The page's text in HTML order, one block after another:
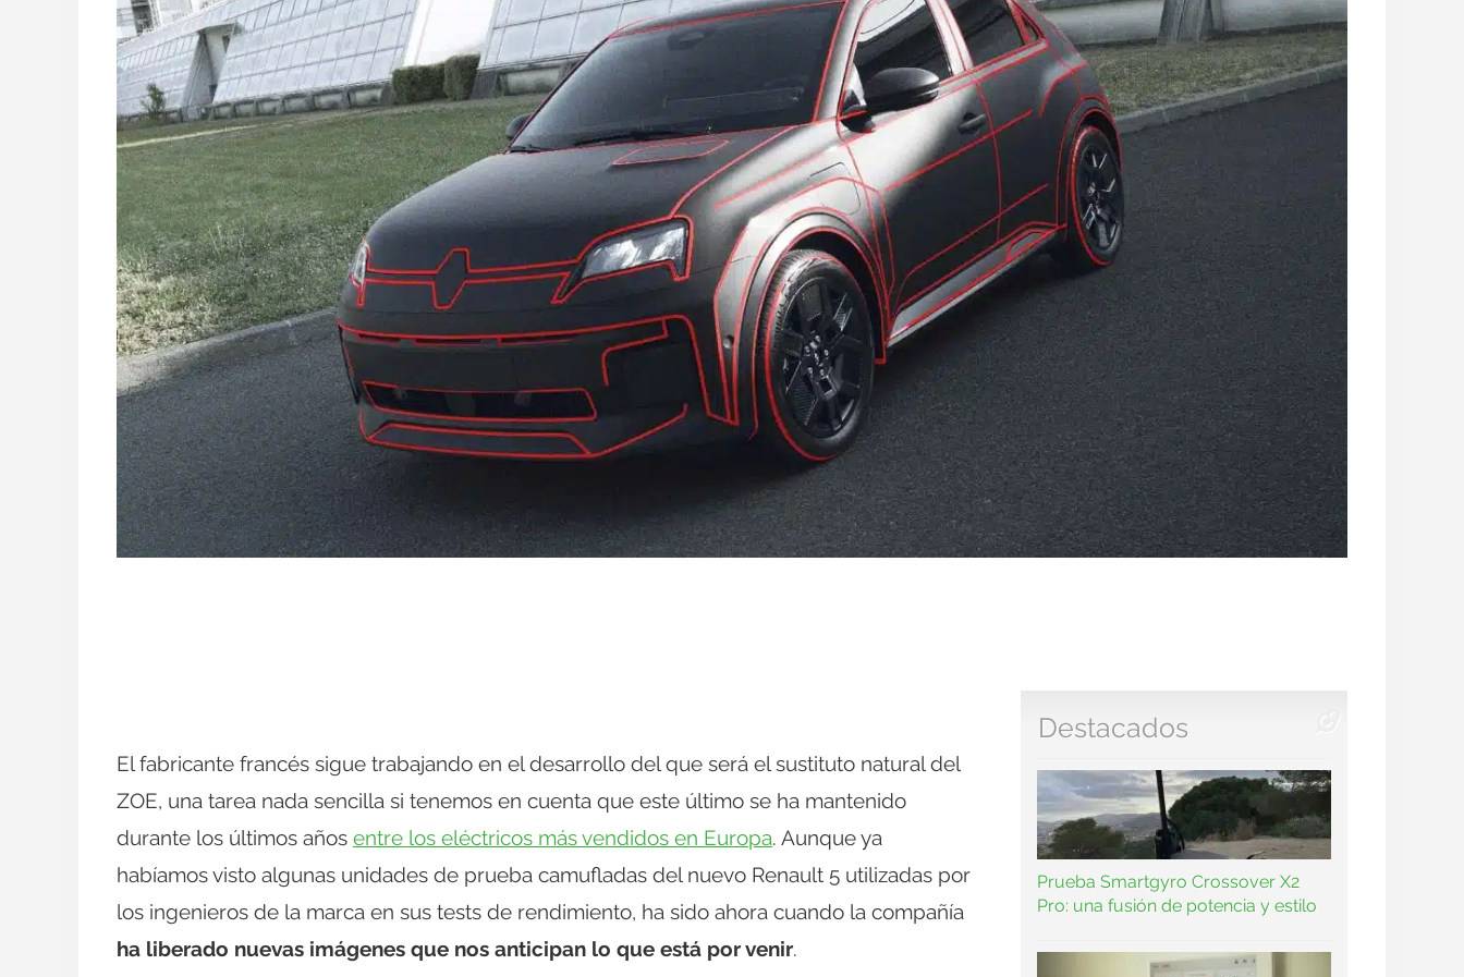
El fabricante francés sigue trabajando en el desarrollo del que será el sustituto natural del
ZOE, una tarea nada sencilla si tenemos en cuenta que este último se ha mantenido
durante los últimos años entre los eléctricos más vendidos en Europa. Aunque ya
habíamos visto algunas unidades de prueba camufladas del nuevo Renault 5 utilizadas por
los ingenieros de la marca en sus tests de rendimiento, ha sido ahora cuando la compañía
ha liberado nuevas imágenes que nos anticipan lo que está por venir.
Destacados
Prueba Smartgyro Crossover X2
Pro: una fusión de potencia y estilo